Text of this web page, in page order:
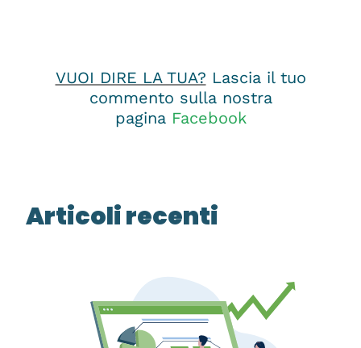
VUOI DIRE LA TUA? Lascia il tuo
commento sulla nostra
pagina Facebook
Articoli recenti